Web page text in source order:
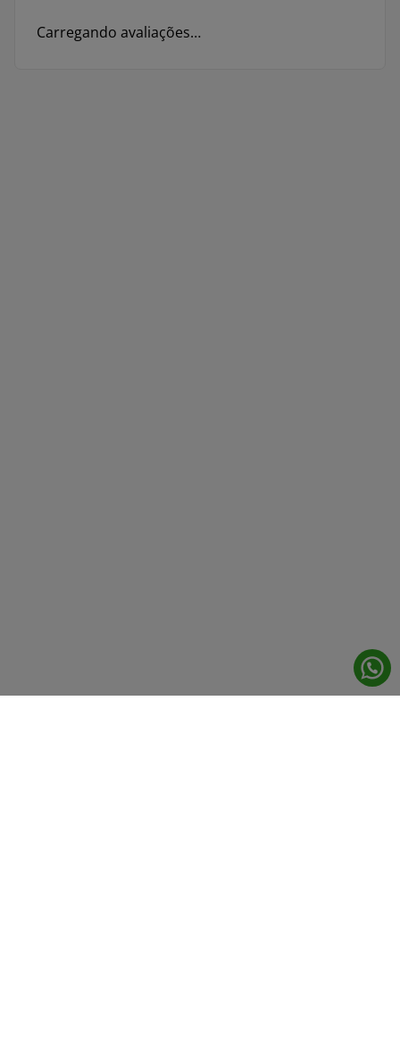
Carregando avaliações…